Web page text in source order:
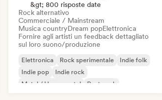
&gt; 800 risposte date
Rock alternativo
Commerciale / Mainstream
Musica countryDream popElettronica
Fornire agli artisti un feedback dettagliato
sul loro suono/produzione
Elettronica Rock sperimentale
Indie folk
Indie pop
Indie rock
Metal / Heavy metal
Post punk